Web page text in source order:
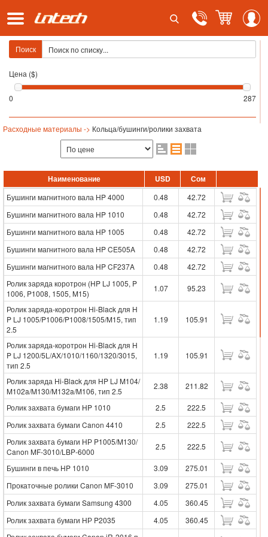
Расходные материалы -> Кольца/бушинги/ролики захвата
Наименование USD Сом
Бушинги магнитного вала HP 4000 0.48
42.72
Бушинги магнитного вала HP 1010
0.48
42.72
Бушинги магнитного вала HP 1005
0.48
42.72
Бушинги магнитного вала HP CE505A
0.48
42.72
Бушинги магнитного вала HP CF237A
0.48
42.72
Ролик заряда коротрон (HP LJ 1005, P
1006, P1008, 1505, M15)
1.07 95.23
Ролик заряда-коротрон Hi-Black для H
P LJ 1005/P1006/P1008/1505/M15, тип
2.5
1.19 105.91
Ролик заряда-коротрон Hi-Black для H
P LJ 1200/5L/AX/1010/1160/1320/3015,
тип 2.5
1.19 105.91
Ролик заряда Hi-Black для HP LJ M104/
M102a/M130/M132a/M106, тип 2.5
2.38 211.82
Ролик захвата бумаги HP 1010 2.5
222.5
Ролик захвата бумаги Canon 4410
2.5
222.5
Ролик захвата бумаги НР P1005/M130/
Canon MF-3010/LBP-6000
2.5 222.5
Бушинги в печь HP 1010 3.09
275.01
Прокаточные ролики Canon MF-3010
3.09
275.01
Ролик захвата бумаги Samsung 4300
4.05
360.45
Ролик захвата бумаги НР P2035
4.05
360.45
Поиск
Цена ($)
0 287